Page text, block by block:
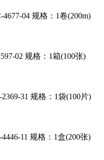
4677-04 规格：1卷(200m)
02 规格：1箱(100张)
31 规格：1袋(100片)
11 规格：1盒(200张)